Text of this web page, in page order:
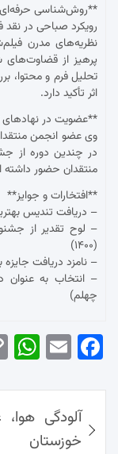
**روش‌شناسی
رویکرد صباحی در نقد
نظریه‌های مدرن
پرهیز از
تحلیل فرم و محتوا،
اثر تأکید دارد.
**عضویت در
وی عضو انجمن
در چندین دوره از
منتقدان حضور
**افتخارات و جوایز**
– دریافت تندیس
– لوح تقدیر از
(۱۴۰۰)
– نامزد دریافت جایزه
– انتخاب به عنوان
چهلم)
Fac
ok
Em
p
راهبری
نوشته‌ها
خوزستان